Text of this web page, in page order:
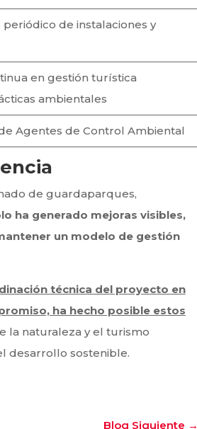
de instalaciones y
en gestión turística
ambientales
Agentes de Control Ambiental
de guardaparques,
ha generado mejoras visibles,
un modelo de gestión
técnica del proyecto en
ha hecho posible estos
la naturaleza y el turismo
desarrollo sostenible.
Blog Siguiente →